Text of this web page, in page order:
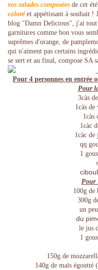
vos salades composées de cet
coloréet appétissant à souhait !
blog "Damn Delicious", j'ai tout
garnitures comme bon vous
suprêmes d'orange, de
qui n'aiment pas certains
se sert et au final, compose SA
Pour 4 personnes en entrée
Pour
3càs
1càs
1càs
1càc
1càc
qq
1
Pour
100g de
300g
un
du
le jus
1
150g de
140g de maïs égoutté